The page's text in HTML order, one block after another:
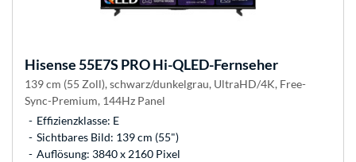
Hisense55E7S PRO Hi-QLED-Fernseher
139 cm (55 Zoll), schwarz/dunkelgrau, UltraHD/4K, Free-
Sync-Premium, 144Hz Panel
Effizienzklasse: E
Sichtbares Bild: 139 cm (55")
Auflösung: 3840 x 2160 Pixel